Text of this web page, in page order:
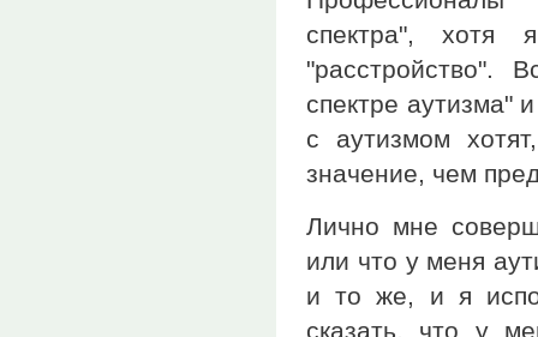
спектра",
"расстройство".
спектре аутизма"
с аутизмом
значение, чем
Лично мне
или что у меня
и то же, и я
сказать, что у